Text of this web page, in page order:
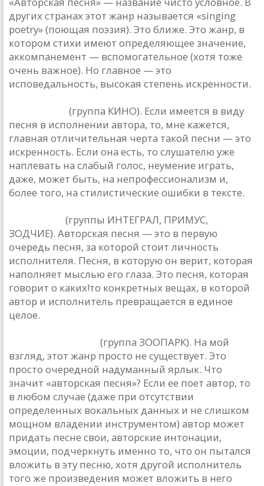
других странах этот жанр называется «singing
роеtrу» (поющая поэзия). Это ближе. Это жанр, в
котором стихи имеют определяющее значение,
аккомпанемент — вспомогательное (хотя тоже
очень важное). Но главное — это
исповедальность, высокая степень искренности.
(группа КИНО). Если имеется в виду
песня в исполнении автора, то, мне кажется,
главная отличительная черта такой песни — это
искренность. Если она есть, то слушателю уже
наплевать на слабый голос, неумение играть,
даже, может быть, на непрофессионализм и,
более того, на стилистические ошибки в тексте.
(группы ИНТЕГРАЛ, ПРИМУС,
ЗОДЧИЕ). Авторская песня — это в первую
очередь песня, за которой стоит личность
исполнителя. Песня, в которую он верит, которая
наполняет мыслью его глаза. Это песня, которая
говорит о каких!то конкретных вещах, в которой
автор и исполнитель превращается в единое
целое.
(группа ЗООПАРК). На мой
взгляд, этот жанр просто не существует. Это
просто очередной надуманный ярлык. Что
значит «авторская песня»? Если ее поет автор, то
в любом случае (даже при отсутствии
определенных вокальных данных и не слишком
мощном владении инструментом) автор может
придать песне свои, авторские интонации,
эмоции, подчеркнуть именно то, что он пытался
вложить в эту песню, хотя другой исполнитель
того же произведения может вложить в него